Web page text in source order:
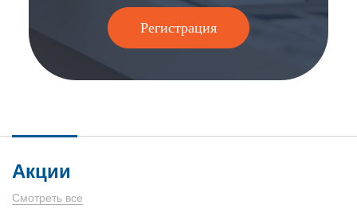
Регистрация
Акции
Смотреть все